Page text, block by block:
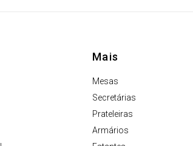
Mais
Mesas
Secretárias
Prateleiras
Armários